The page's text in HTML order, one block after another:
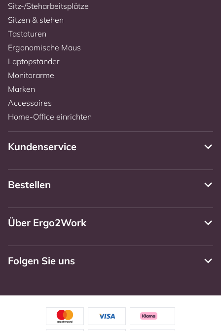
Sitz-/Steharbeitsplätze
Sitzen & stehen
Tastaturen
Ergonomische Maus
Laptopständer
Monitorarme
Marken
Accessoires
Home-Office einrichten
Kundenservice
Bestellen
Über Ergo2Work
Folgen Sie uns